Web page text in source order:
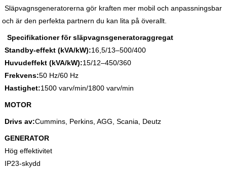
Släpvagnsgeneratorerna gör kraften mer mobil och anpassningsbar
och är den perfekta partnern du kan lita på överallt.
Specifikationer för släpvagnsgeneratoraggregat
Standby-effekt (kVA/kW):16,5/13–500/400
Huvudeffekt (kVA/kW):15/12–450/360
Frekvens:50 Hz/60 Hz
Hastighet:1500 varv/min/1800 varv/min
MOTOR
Drivs av:Cummins, Perkins, AGG, Scania, Deutz
GENERATOR
Hög effektivitet
IP23-skydd